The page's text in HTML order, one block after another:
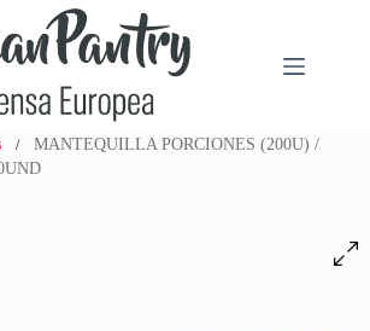
/
MANTEQUILLA PORCIONES (200U) /